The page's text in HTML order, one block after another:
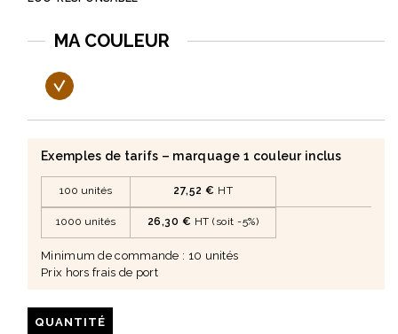
Exemples de tarifs – marquage 1 couleur inclus
100 unités 27,52 € HT
1000 unités 26,30 € HT (soit -5%)
Minimum de commande : 10 unités
Prix hors frais de port
QUANTITÉ
MA COULEUR